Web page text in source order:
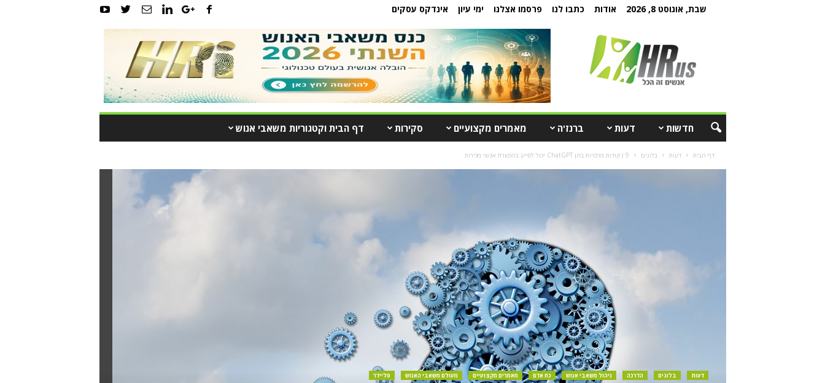
שבת, אוגוסט 8, 2026 אודות כתבו לנו פרסמו אצלנו ימי עיון אינדקס עסקים
חדשות דעות ברנז'ה מאמרים מקצועיים סקירות דף הבית וקטגוריות משאבי אנוש
דף הבית דעות בלוגים 9 נקודות מרכזיות בהן ChatGPT יכול לסייע בהכשרת אנשי מכירות
דעות בלוגים הדרכה ניהול משאבי אנוש כח אדם מאמרים מקצועיים מעולם משאבי האנוש סליידר